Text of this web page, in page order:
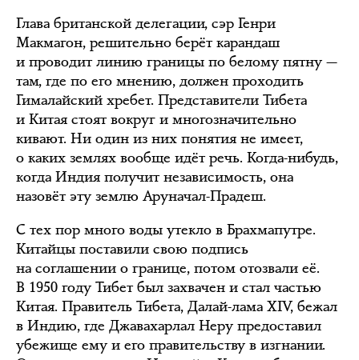
Глава британской делегации, сэр Генри
Макмагон, решительно берёт карандаш
и проводит линию границы по белому пятну —
там, где по его мнению, должен проходить
Гималайский хребет. Представители Тибета
и Китая стоят вокруг и многозначительно
кивают. Ни один из них понятия не имеет,
о каких землях вообще идёт речь. Когда-нибудь,
когда Индия получит независимость, она
назовёт эту землю Аруначал-Прадеш.
С тех пор много воды утекло в Брахмапутре.
Китайцы поставили свою подпись
на соглашении о границе, потом отозвали её.
В 1950 году Тибет был захвачен и стал частью
Китая. Правитель Тибета, Далай-лама XIV, бежал
в Индию, где Джавахарлал Неру предоставил
убежище ему и его правительству в изгнании.